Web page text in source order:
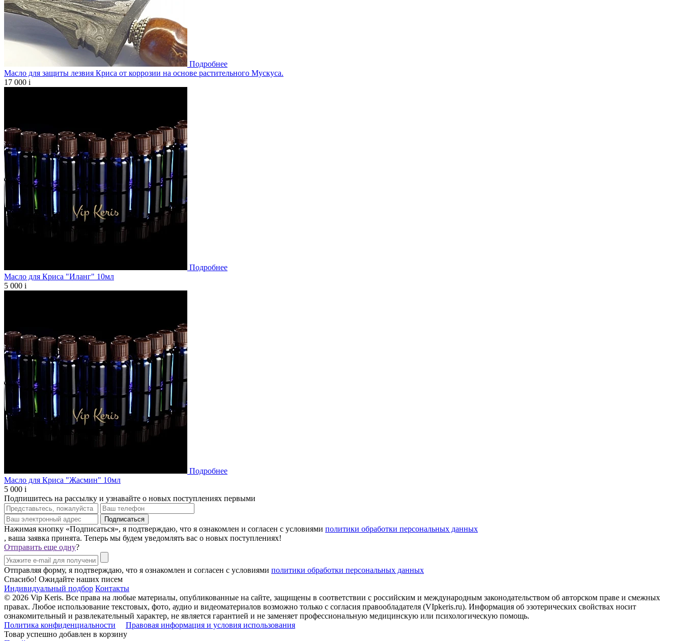
Подробнее
Масло для защиты лезвия Криса от коррозии на основе растительного Мускуса.
17 000 i
Подробнее
Масло для Криса "Иланг" 10мл
5 000 i
Подробнее
Масло для Криса "Жасмин" 10мл
5 000 i
Подпишитесь на рассылку и узнавайте о новых поступлениях первыми
Нажимая кнопку «Подписаться», я подтверждаю, что я ознакомлен и согласен с условиями политики обработки персональных данных
, ваша заявка принята. Теперь мы будем уведомлять вас о новых поступлениях!
Отправить еще одну?
Отправляя форму, я подтверждаю, что я ознакомлен и согласен с условиями политики обработки персональных данных
Спасибо! Ожидайте наших писем
Индивидуальный подбор Контакты
© 2026 Vip Keris. Все права на любые материалы, опубликованные на сайте, защищены в соответствии с российским и международным законодательством об авторском праве и смежных
правах. Любое использование текстовых, фото, аудио и видеоматериалов возможно только с согласия правообладателя (VIpkeris.ru). Информация об эзотерических свойствах носит
ознакомительный и развлекательный характер, не является гарантией и не заменяет профессиональную медицинскую или психологическую помощь.
Политика конфиденциальности
Правовая информация и условия использования
Товар успешно добавлен в корзину